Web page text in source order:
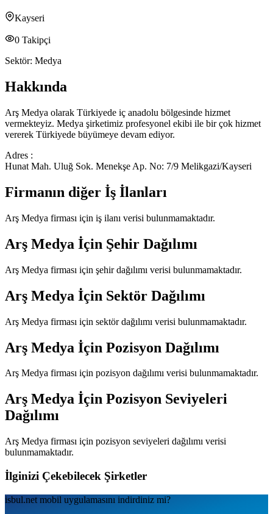
Kayseri
0 Takipçi
Sektör: Medya
Hakkında
Arş Medya olarak Türkiyede iç anadolu bölgesinde hizmet
vermekteyiz. Medya şirketimiz profesyonel ekibi ile bir çok hizmet
vererek Türkiyede büyümeye devam ediyor.
Adres :
Hunat Mah. Uluğ Sok. Menekşe Ap. No: 7/9 Melikgazi/Kayseri
Firmanın diğer İş İlanları
Arş Medya firması için iş ilanı verisi bulunmamaktadır.
Arş Medya İçin Şehir Dağılımı
Arş Medya firması için şehir dağılımı verisi bulunmamaktadır.
Arş Medya İçin Sektör Dağılımı
Arş Medya firması için sektör dağılımı verisi bulunmamaktadır.
Arş Medya İçin Pozisyon Dağılımı
Arş Medya firması için pozisyon dağılımı verisi bulunmamaktadır.
Arş Medya İçin Pozisyon Seviyeleri
Dağılımı
Arş Medya firması için pozisyon seviyeleri dağılımı verisi
bulunmamaktadır.
İlginizi Çekebilecek Şirketler
isbul.net mobil uygulamаsını indirdiniz mi?